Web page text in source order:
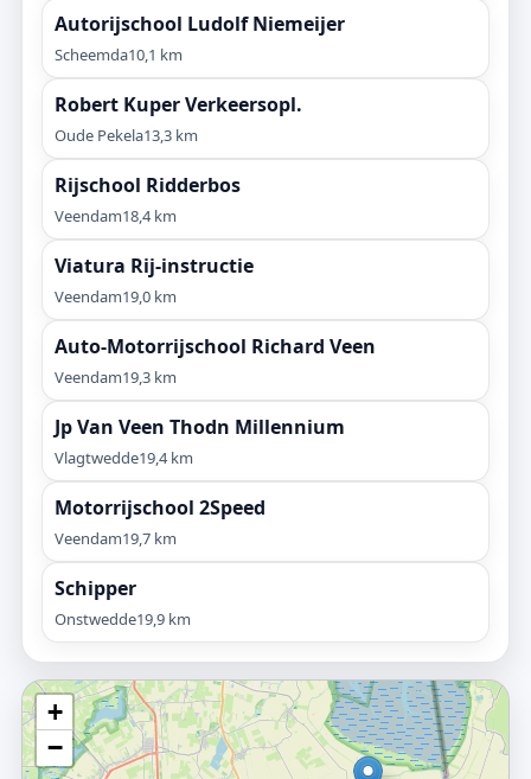
Autorijschool Ludolf Niemeijer
Scheemda10,1 km
Robert Kuper Verkeersopl.
Oude Pekela13,3 km
Rijschool Ridderbos
Veendam18,4 km
Viatura Rij-instructie
Veendam19,0 km
Auto-Motorrijschool Richard Veen
Veendam19,3 km
Jp Van Veen Thodn Millennium
Vlagtwedde19,4 km
Motorrijschool 2Speed
Veendam19,7 km
Schipper
Onstwedde19,9 km
+
−